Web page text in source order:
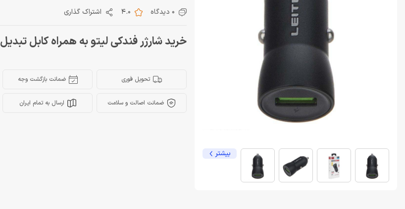
بیشتر
0 دیدگاه 4.0 اشتراک گذاری
خرید شارژر فندکی لیتو به همراه کابل تبدیل LEITU microUSB
تحویل فوری ضمانت بازگشت وجه
ضمانت اصالت و سلامت ارسال به تمام ایران